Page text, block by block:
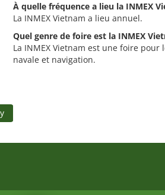
À quelle fréquence a lieu la INMEX
La INMEX Vietnam a lieu annuel.
Quel genre de foire est la INMEX
La INMEX Vietnam est une foire
navale et navigation.